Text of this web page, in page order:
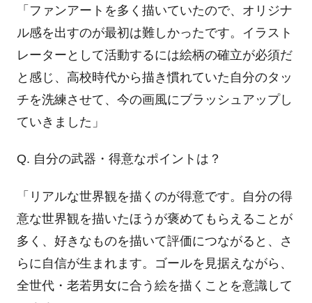
「ファンアートを多く描いていたので、オリジナ
ル感を出すのが最初は難しかったです。イラスト
レーターとして活動するには絵柄の確立が必須だ
と感じ、高校時代から描き慣れていた自分のタッ
チを洗練させて、今の画風にブラッシュアップし
ていきました」
Q. 自分の武器・得意なポイントは？
「リアルな世界観を描くのが得意です。自分の得
意な世界観を描いたほうが褒めてもらえることが
多く、好きなものを描いて評価につながると、さ
らに自信が生まれます。ゴールを見据えながら、
全世代・老若男女に合う絵を描くことを意識して